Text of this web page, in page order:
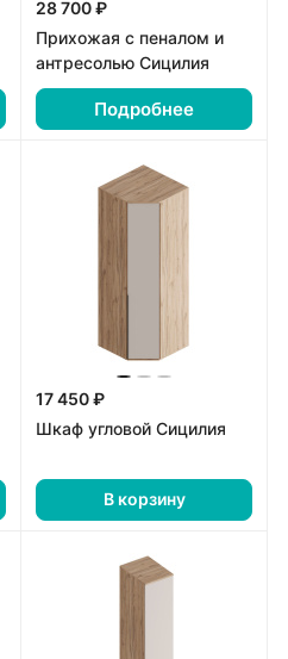
28 700 ₽
Прихожая с пеналом и
антресолью Сицилия
Подробнее
17 450 ₽
Шкаф угловой Сицилия
В корзину